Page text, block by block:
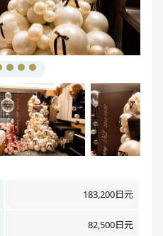
183,200日元
82,500日元